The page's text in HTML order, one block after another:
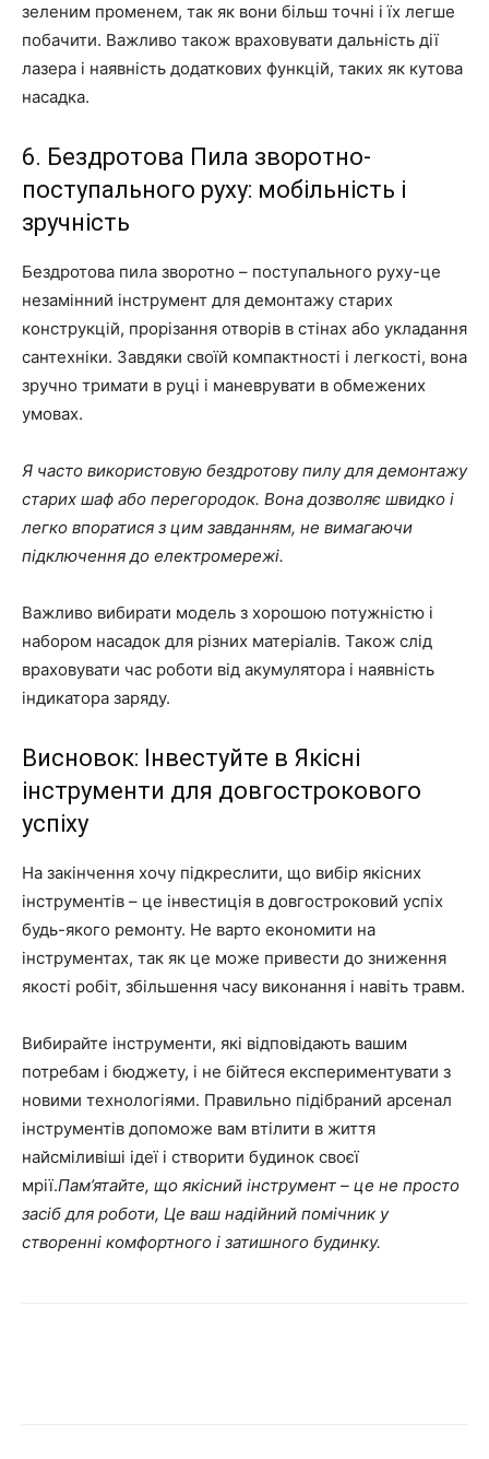
зеленим променем, так як вони більш точні і їх легше
побачити. Важливо також враховувати дальність дії
лазера і наявність додаткових функцій, таких як кутова
насадка.
6. Бездротова Пила зворотно-
поступального руху: мобільність і
зручність
Бездротова пила зворотно – поступального руху-це
незамінний інструмент для демонтажу старих
конструкцій, прорізання отворів в стінах або укладання
сантехніки. Завдяки своїй компактності і легкості, вона
зручно тримати в руці і маневрувати в обмежених
умовах.
Я часто використовую бездротову пилу для демонтажу
старих шаф або перегородок. Вона дозволяє швидко і
легко впоратися з цим завданням, не вимагаючи
підключення до електромережі.
Важливо вибирати модель з хорошою потужністю і
набором насадок для різних матеріалів. Також слід
враховувати час роботи від акумулятора і наявність
індикатора заряду.
Висновок: Інвестуйте в Якісні
інструменти для довгострокового
успіху
На закінчення хочу підкреслити, що вибір якісних
інструментів – це інвестиція в довгостроковий успіх
будь-якого ремонту. Не варто економити на
інструментах, так як це може привести до зниження
якості робіт, збільшення часу виконання і навіть травм.
Вибирайте інструменти, які відповідають вашим
потребам і бюджету, і не бійтеся експериментувати з
новими технологіями. Правильно підібраний арсенал
інструментів допоможе вам втілити в життя
найсміливіші ідеї і створити будинок своєї
мрії.Пам’ятайте, що якісний інструмент – це не просто
засіб для роботи, Це ваш надійний помічник у
створенні комфортного і затишного будинку.